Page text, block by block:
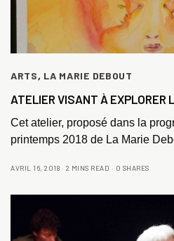
ARTS, LA MARIE DEBOUT
ATELIER VISANT À EXPLORER
Cet atelier, proposé dans la
printemps 2018 de La Marie
AVRIL 16, 2018 2 MINS READ 0 SHARES